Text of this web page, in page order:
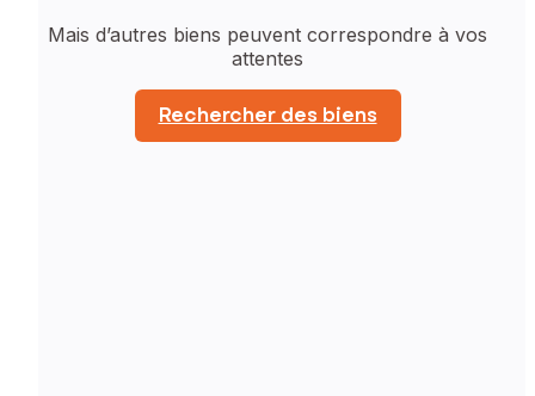
Mais d’autres biens peuvent correspondre à vos
attentes
Rechercher des biens